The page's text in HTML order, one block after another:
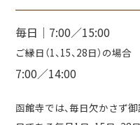
毎日│7:00／15:00
ご縁日（1、15、28日）の場合
7:00／14:00
函館寺では、毎日欠かさず